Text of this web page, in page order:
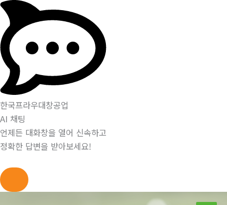
한국프라우대창공업
AI 채팅
언제든 대화창을 열어 신속하고
정확한 답변을 받아보세요!